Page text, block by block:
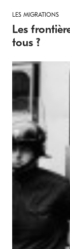
LES MIGRATIONS
Les
tous ?